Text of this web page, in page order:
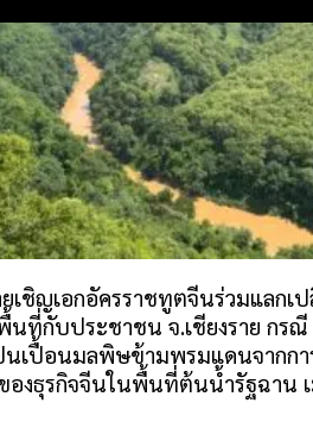
เชิญเอกอัครราชทูตจีนร่วมแลกเ
นที่กับประชาชน จ.เชียงราย กรณี
เปื้อนมลพิษข้ามพรมแดนจากกา
องธุรกิจจีนในพื้นที่ต้นน้ำรัฐฉาน